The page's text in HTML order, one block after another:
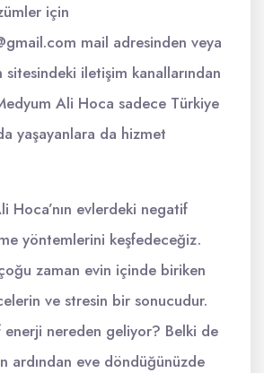
için
mail adresinden veya
iletişim kanallarından
Ali Hoca sadece Türkiye
yaşayanlara da hizmet
Hoca’nın evlerdeki negatif
yöntemlerini keşfedeceğiz.
zaman evin içinde biriken
ve stresin bir sonucudur.
enerji nereden geliyor? Belki de
ardından eve döndüğünüzde